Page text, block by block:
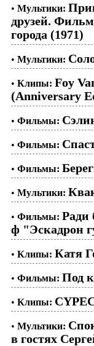
• Мультики:
друзей.
города (1971)
• Мультики:
• Клипы: Foy
(Anniversary
• Фильмы:
• Фильмы:
• Фильмы:
• Мультики:
• Фильмы: Ради
ф "Эскадрон
• Клипы: Катя
• Фильмы: Под
• Клипы:
• Мультики:
в гостях